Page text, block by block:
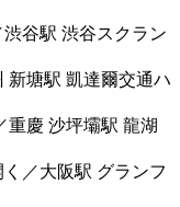
谷駅 渋谷スクラン
新塘駅 凱達爾交通ハ
重慶 沙坪壩駅 龍湖
／大阪駅 グランフ